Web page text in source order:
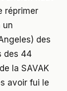
réprimer
un
des
des 44
la SAVAK
avoir fui le